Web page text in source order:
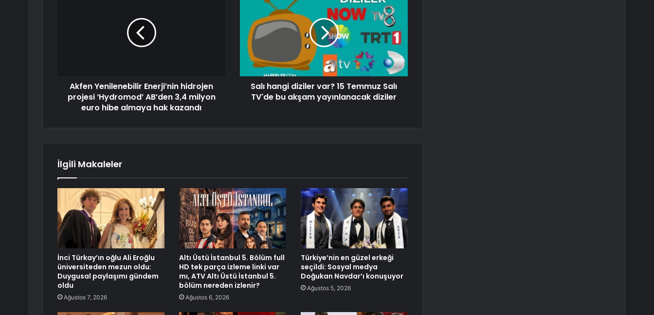
Akfen Yenilenebilir Enerji’nin hidrojen
projesi ‘Hydromod’ AB’den 3,4 milyon
euro hibe almaya hak kazandı
Salı hangi diziler var? 15 Temmuz Salı
TV'de bu akşam yayınlanacak diziler
İlgili Makaleler
İnci Türkay’ın oğlu Ali Eroğlu
üniversiteden mezun oldu:
Duygusal paylaşımı gündem
oldu
Ağustos 7, 2026
Altı Üstü İstanbul 5. Bölüm full
HD tek parça izleme linki var
mı, ATV Altı Üstü İstanbul 5.
bölüm nereden izlenir?
Ağustos 6, 2026
Türkiye’nin en güzel erkeği
seçildi: Sosyal medya
Doğukan Navdar’ı konuşuyor
Ağustos 5, 2026